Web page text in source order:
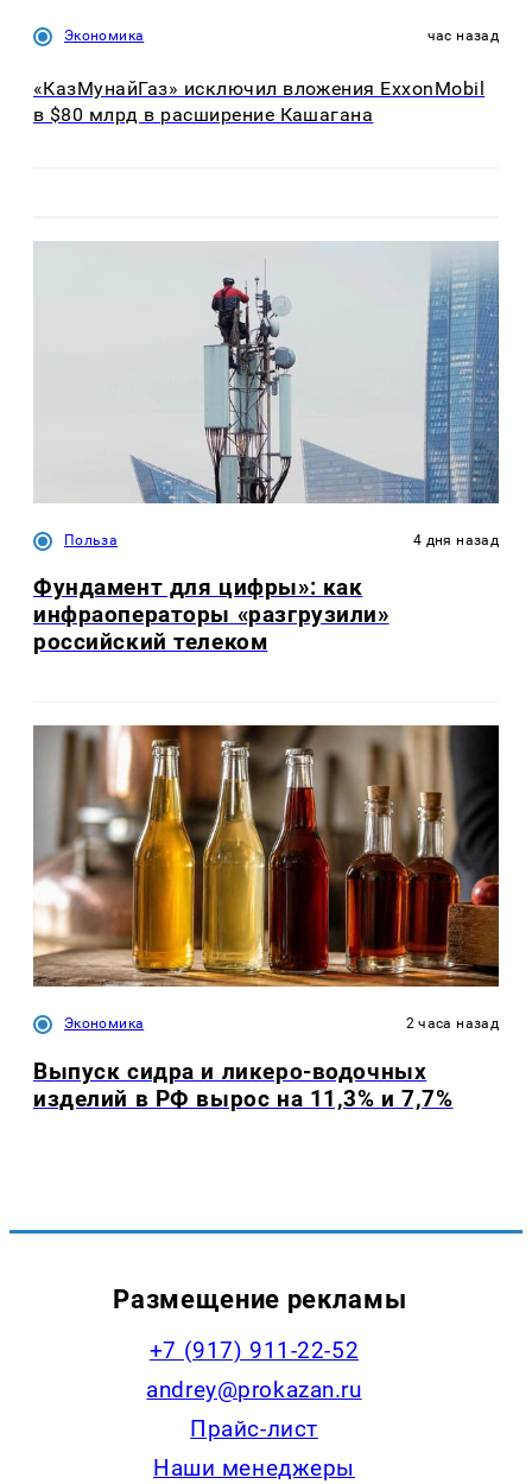
Экономика час назад
«КазМунайГаз» исключил вложения ExxonMobil
в $80 млрд в расширение Кашагана
Польза 4 дня назад
Фундамент для цифры»: как
инфраоператоры «разгрузили»
российский телеком
Экономика 2 часа назад
Выпуск сидра и ликеро-водочных
изделий в РФ вырос на 11,3% и 7,7%
Размещение рекламы
+7 (917) 911-22-52
andrey@prokazan.ru
Прайс-лист
Наши менеджеры